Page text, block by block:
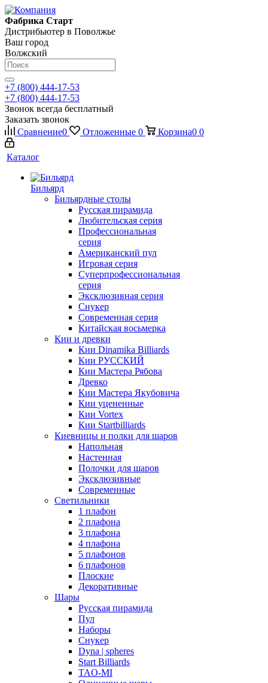
Фабрика Старт
Дистрибьютер в Поволжье
Ваш город
Волжский
+7 (800) 444-17-53
+7 (800) 444-17-53
Звонок всегда бесплатный
Заказать звонок
Сравнение0 Отложенные 0 Корзина0 0
Каталог
Бильярд
Бильярдные столы
Русская пирамида
Любительская серия
Профессиональная
серия
Американский пул
Игровая серия
Суперпрофессиональная
серия
Эксклюзивная серия
Снукер
Современная серия
Китайская восьмерка
Кии и древки
Кии Dinamika Billiards
Кии РУССКИЙ
Кии Мастера Рябова
Древко
Кии Мастера Якубовича
Кии уцененные
Кии Vortex
Кии Startbilliards
Киевницы и полки для шаров
Напольная
Настенная
Полочки для шаров
Эксклюзивные
Современные
Светильники
1 плафон
2 плафона
3 плафона
4 плафона
5 плафонов
6 плафонов
Плоские
Декоративные
Шары
Русская пирамида
Пул
Наборы
Снукер
Dyna | spheres
Start Billiards
TAO-MI